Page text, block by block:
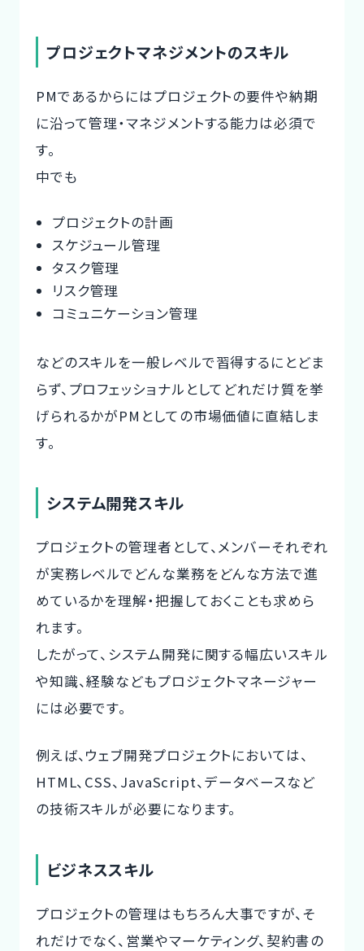
プロジェクトマネジメントのスキル
PMであるからにはプロジェクトの要件や納期
に沿って管理・マネジメントする能力は必須で
す。
中でも
プロジェクトの計画
スケジュール管理
タスク管理
リスク管理
コミュニケーション管理
などのスキルを一般レベルで習得するにとどま
らず、プロフェッショナルとしてどれだけ質を挙
げられるかがPMとしての市場価値に直結しま
す。
システム開発スキル
プロジェクトの管理者として、メンバーそれぞれ
が実務レベルでどんな業務をどんな方法で進
めているかを理解・把握しておくことも求めら
れます。
したがって、システム開発に関する幅広いスキル
や知識、経験などもプロジェクトマネージャー
には必要です。
例えば、ウェブ開発プロジェクトにおいては、
HTML、CSS、JavaScript、データベースなど
の技術スキルが必要になります。
ビジネススキル
プロジェクトの管理はもちろん大事ですが、そ
れだけでなく、営業やマーケティング、契約書の